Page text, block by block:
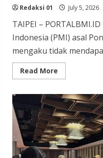
Redaksi 01 July 5, 2026
TAIPEI –
Indonesia (PMI) asal
mengaku tidak
Read More
more
Sakit
di
Taiwan,
KDEI
Tegaskan
Kewajiban
Majikan
dan
Agensi